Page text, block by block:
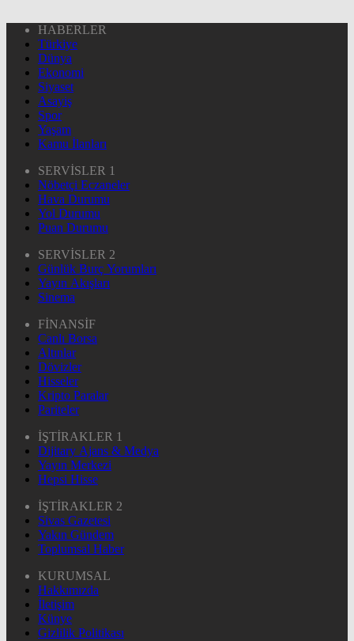
HABERLER
Türkiye
Dünya
Ekonomi
Siyaset
Asayiş
Spor
Yaşam
Kamu İlanları
SERVİSLER 1
Nöbetçi Eczaneler
Hava Durumu
Yol Durumu
Puan Durumu
SERVİSLER 2
Günlük Burç Yorumları
Yayın Akışları
Sinema
FİNANSİF
Canlı Borsa
Altınlar
Dövizler
Hisseler
Kripto Paralar
Pariteler
İŞTİRAKLER 1
Dijitary Ajans & Medya
Yayın Merkezi
Hepsi Hisse
İŞTİRAKLER 2
Sivas Gazetesi
Yakın Gündem
Toplumsal Haber
KURUMSAL
Hakkımızda
İletişim
Künye
Gizlilik Politikası